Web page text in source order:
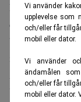
Vi använder
upplevelse som
och/eller får
mobil eller dator.
Vi använder
ändamålen
och/eller får
mobil eller dator.
Det
dagarna är det
börsens historia
i januari 1991.
Allra bäst gick
Uppgången var